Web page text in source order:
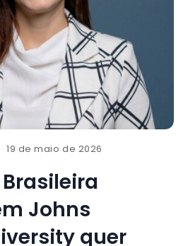
19 de maio de 2026
Brasileira
Johns
quer